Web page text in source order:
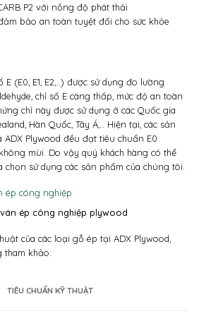
P2 với nồng độ phát thải
bảo an toàn tuyệt đối cho sức khỏe
E (E0, E1, E2,…) được sử dụng đo lường
chỉ số E càng thấp, mức độ an toàn
chỉ này được sử dụng ở các Quốc gia
Hàn Quốc, Tây Á,… Hiện tại, các sản
ADX Plywood đều đạt tiêu chuẩn E0
mùi. Do vậy quý khách hàng có thể
chọn sử dụng các sản phẩm của chúng tôi.
ép công nghiệp
của các loại gỗ ép tại ADX Plywood,
tham khảo:
TIÊU CHUẨN KỸ THUẬT